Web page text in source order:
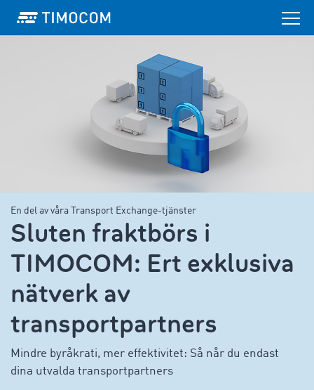
En del av våra Transport Exchange-tjänster
Sluten fraktbörs i
TIMOCOM: Ert exklusiva
nätverk av
transportpartners
Mindre byråkrati, mer effektivitet: Så når du endast
dina utvalda transportpartners